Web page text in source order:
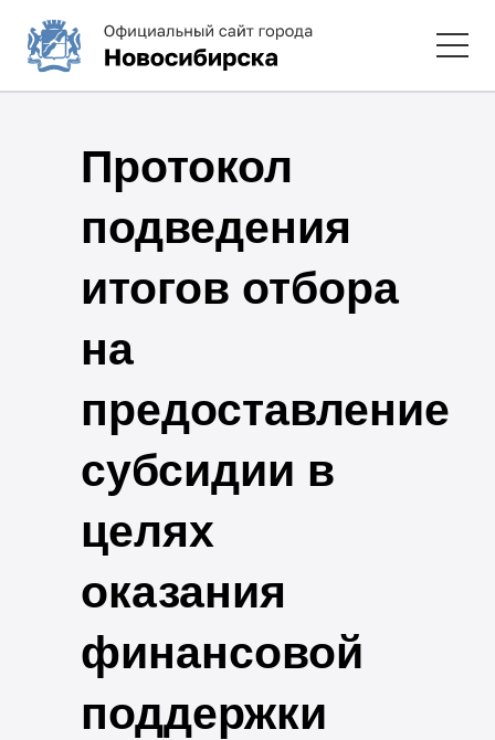
Протокол
подведения
итогов отбора
на
предоставление
субсидии в
целях
оказания
финансовой
поддержки